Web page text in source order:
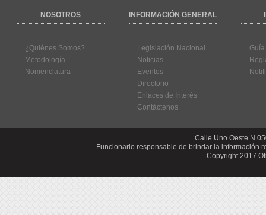
NOSOTROS INFORMACIÓN GENERAL
¿Quiénes Somos?
Metodología
Nomenclatura
Legislación Nacional
Noticias
Eventos
Directorio
Enlaces de Interés
Contáctenos
Calle Uno Oeste N
Funcionario responsable de brindar la información
Copyright 2017